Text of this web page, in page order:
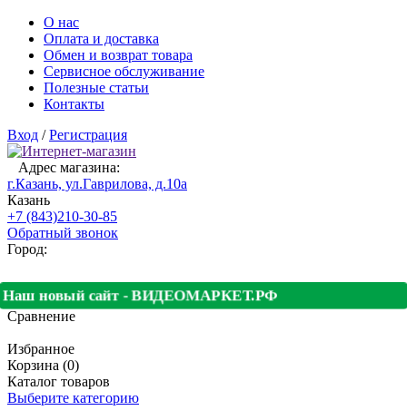
О нас
Оплата и доставка
Обмен и возврат товара
Сервисное обслуживание
Полезные статьи
Контакты
Вход /Регистрация
Адрес магазина:
г.Казань, ул.Гаврилова, д.10а
Казань
+7 (843)210-30-85
Обратный звонок
Город:
Наш новый сайт - ВИДЕОМАРКЕТ.РФ
Сравнение
Избранное
Корзина (0)
Каталог товаров
Выберите категорию